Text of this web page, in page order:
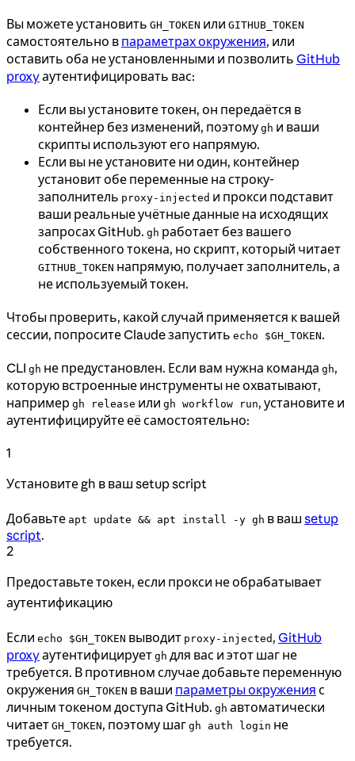
Вы можете установить GH_TOKEN или GITHUB_TOKEN
самостоятельно в параметрах окружения, или
оставить оба не установленными и позволить GitHub
proxyаутентифицировать вас:
Если вы установите токен, он передаётся в
контейнер без изменений, поэтому gh и ваши
скрипты используют его напрямую.
Если вы не установите ни один, контейнер
установит обе переменные на строку-
заполнитель proxy-injected и прокси подставит
ваши реальные учётные данные на исходящих
запросах GitHub. gh работает без вашего
собственного токена, но скрипт, который читает
GITHUB_TOKEN напрямую, получает заполнитель, а
не используемый токен.
Чтобы проверить, какой случай применяется к вашей
сессии, попросите Claude запустить echo $GH_TOKEN.
CLI gh не предустановлен. Если вам нужна команда gh,
которую встроенные инструменты не охватывают,
например gh release или gh workflow run, установите и
аутентифицируйте её самостоятельно:
1
Установите gh в ваш setup script
Добавьте apt update && apt install -y gh в ваш setup
script.
2
Предоставьте токен, если прокси не обрабатывает
аутентификацию
Если echo $GH_TOKEN выводит proxy-injected , GitHub
proxyаутентифицирует gh для вас и этот шаг не
требуется. В противном случае добавьте переменную
окружения GH_TOKEN в ваши параметры окружения с
личным токеном доступа GitHub. gh автоматически
читает GH_TOKEN, поэтому шаг gh auth login не
требуется.